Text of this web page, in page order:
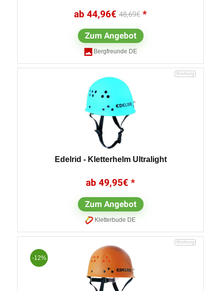
44,96€ 48,69€
Zum Angebot
Bergfreunde DE
Edelrid - Kletterhelm Ultralight
49,95€
Zum Angebot
Kletterbude DE
-12%